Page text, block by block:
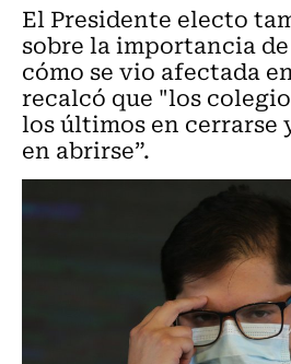
El Presidente electo
sobre la importancia
cómo se vio afectada
recalcó que "los
los últimos en cerrarse
en abrirse”.